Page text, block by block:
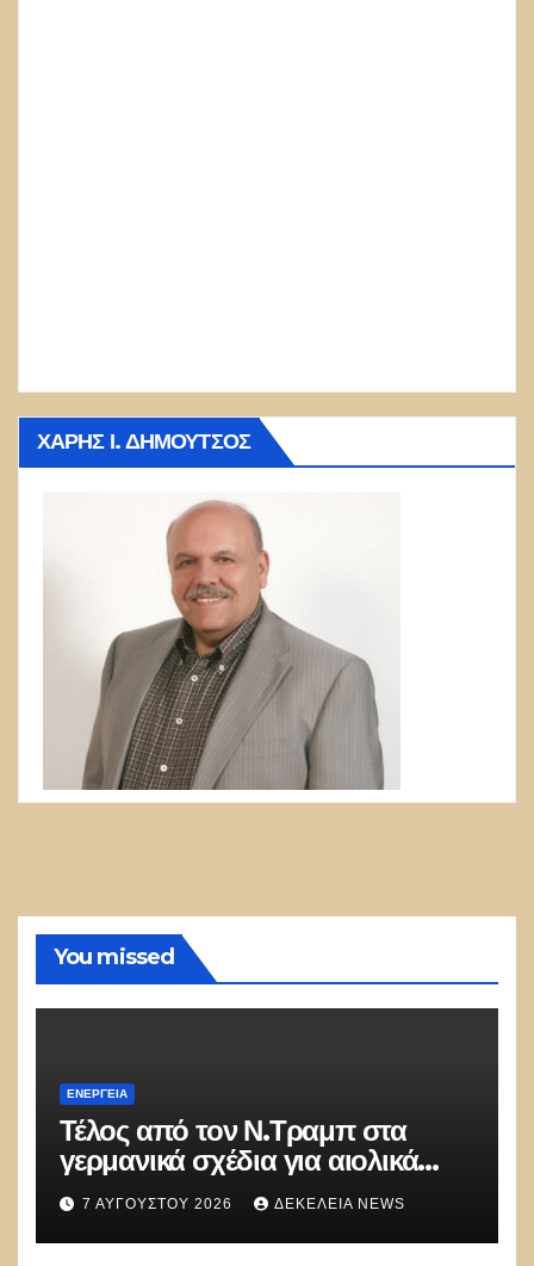
ΧΆΡΗΣ Ι. ΔΗΜΟΎΤΣΟΣ
You missed
ΕΝΈΡΓΕΙΑ
Τέλος από τον Ν.Τραμπ στα
γερμανικά σχέδια για αιολικά
πάρκα στις ΗΠΑ: «Κάθε χώρα με
ανεμογεννήτριες είναι χαμένη»
7 ΑΥΓΟΎΣΤΟΥ 2026 ΔΕΚΈΛΕΙΑ NEWS